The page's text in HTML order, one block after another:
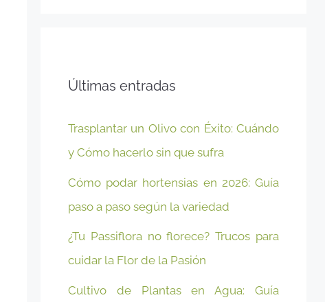
Últimas entradas
Trasplantar un Olivo con Éxito: Cuándo
y Cómo hacerlo sin que sufra
Cómo podar hortensias en 2026: Guía
paso a paso según la variedad
¿Tu Passiflora no florece? Trucos para
cuidar la Flor de la Pasión
Cultivo de Plantas en Agua: Guía